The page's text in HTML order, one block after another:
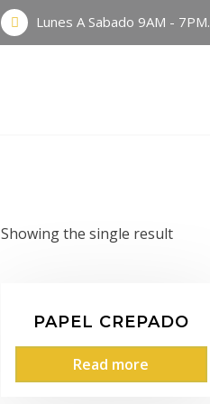
Lunes A Sabado 9AM - 7PM.
Showing the single result
PAPEL CREPADO
Read more